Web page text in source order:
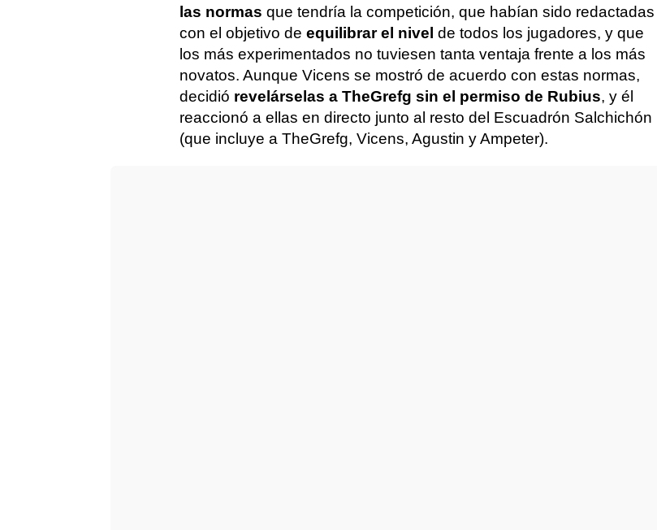
las normas que tendría la competición, que habían sido redactadas
con el objetivo de equilibrar el nivel de todos los jugadores, y que
los más experimentados no tuviesen tanta ventaja frente a los más
novatos. Aunque Vicens se mostró de acuerdo con estas normas,
decidió revelárselas a TheGrefg sin el permiso de Rubius, y él
reaccionó a ellas en directo junto al resto del Escuadrón Salchichón
(que incluye a TheGrefg, Vicens, Agustin y Ampeter).